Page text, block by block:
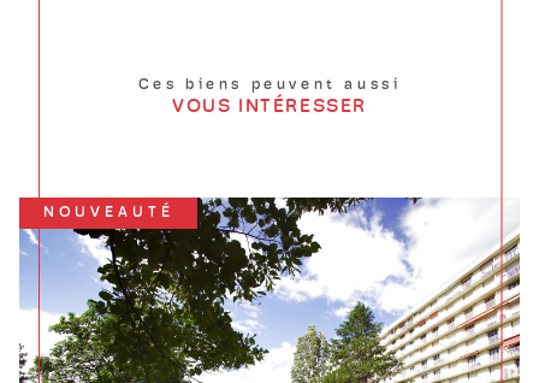
Ces biens peuvent aussi
VOUS INTÉRESSER
NOUVEAUTÉ